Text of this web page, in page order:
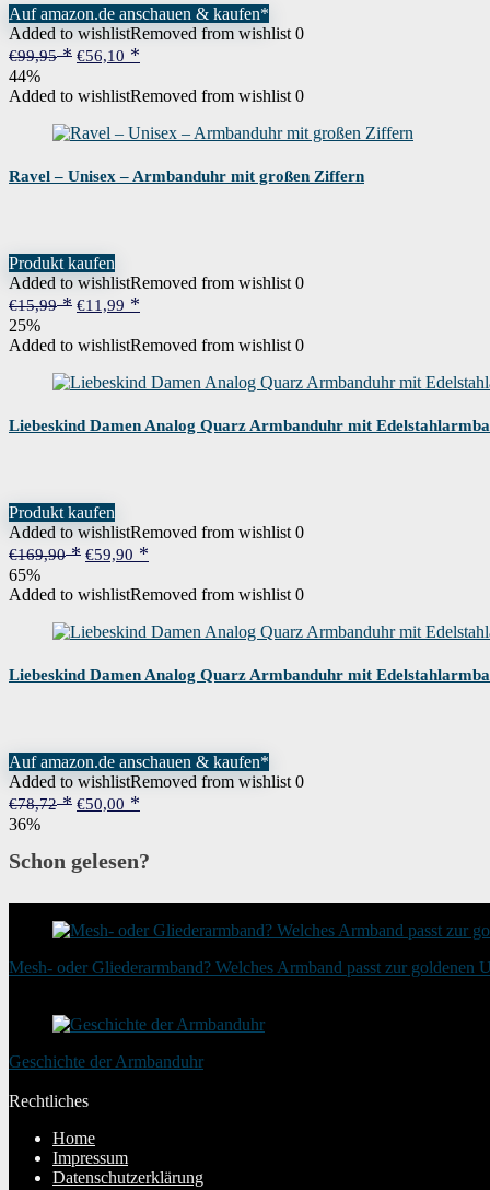
Auf amazon.de anschauen & kaufen*
Added to wishlistRemoved from wishlist 0
€99,95
Ursprünglicher
war:
€99,95
€56,10
ist:
€56,10.
44%
Added to wishlistRemoved from wishlist 0
Ravel – Unisex – Armbanduhr mit großen Ziffern
Produkt kaufen
Added to wishlistRemoved from wishlist 0
€15,99
Ursprünglicher
war:
€15,99
€11,99
ist:
€11,99.
25%
Added to wishlistRemoved from wishlist 0
Liebeskind Damen Analog Quarz Armbanduhr mit
Produkt kaufen
Added to wishlistRemoved from wishlist 0
€169,90
Ursprünglicher
war:
€169,90
€59,90
€59,90.
65%
Added to wishlistRemoved from wishlist 0
Liebeskind Damen Analog Quarz Armbanduhr mit
Auf amazon.de anschauen & kaufen*
Added to wishlistRemoved from wishlist 0
€78,72
Ursprünglicher
€78,72
€50,00
€50,00.
36%
Schon gelesen?
Mesh- oder Gliederarmband? Welches Armband passt zur goldenen
Geschichte der Armbanduhr
Rechtliches
Home
Impressum
Datenschutzerklärung